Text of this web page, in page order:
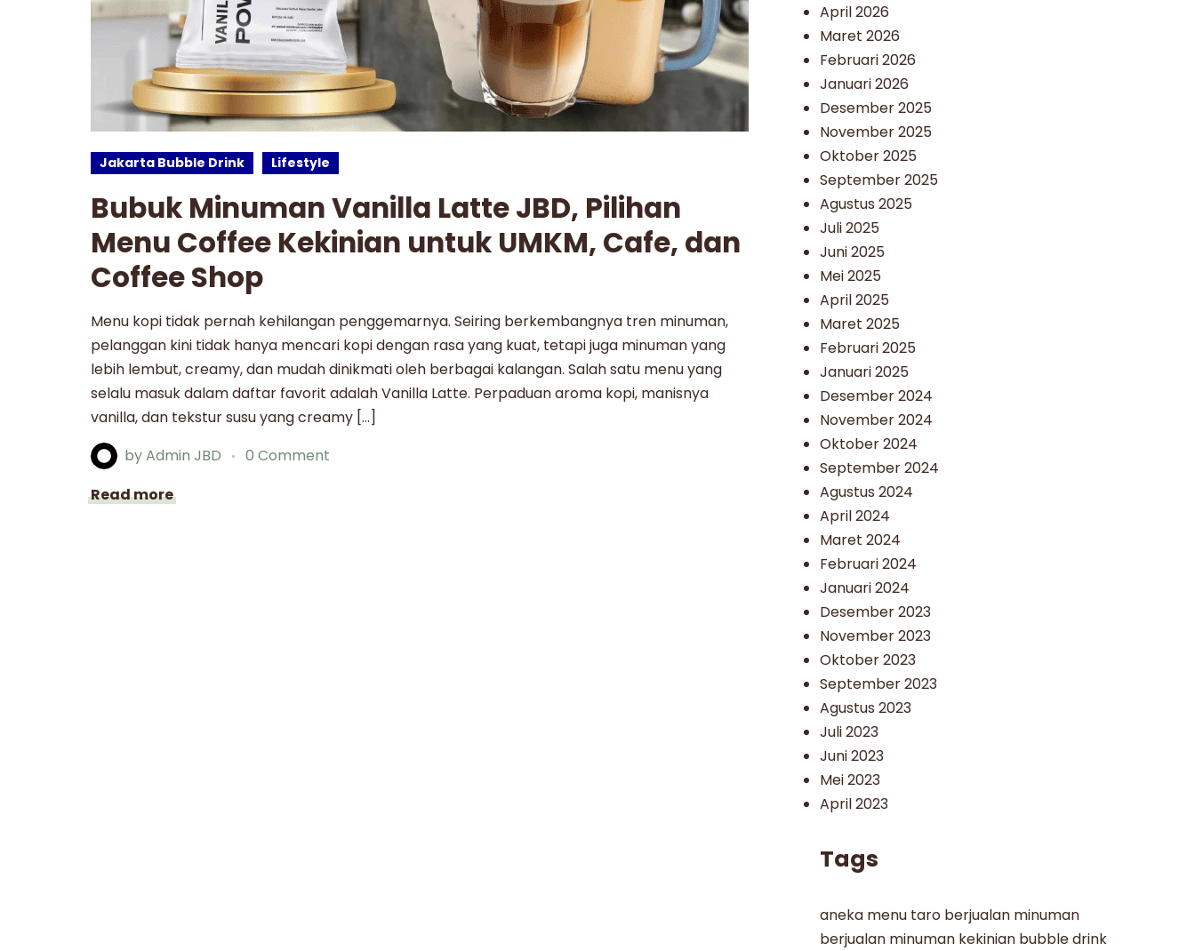
Jakarta Bubble Drink Lifestyle
Bubuk Minuman Vanilla Latte JBD, Pilihan
Menu Coffee Kekinian untuk UMKM, Cafe, dan
Coffee Shop
Menu kopi tidak pernah kehilangan penggemarnya. Seiring berkembangnya tren minuman,
pelanggan kini tidak hanya mencari kopi dengan rasa yang kuat, tetapi juga minuman yang
lebih lembut, creamy, dan mudah dinikmati oleh berbagai kalangan. Salah satu menu yang
selalu masuk dalam daftar favorit adalah Vanilla Latte. Perpaduan aroma kopi, manisnya
vanilla, dan tekstur susu yang creamy […]
byAdmin JBD
0 Comment
Read more
April 2026
Maret 2026
Februari 2026
Januari 2026
Desember 2025
November 2025
Oktober 2025
September 2025
Agustus 2025
Juli 2025
Juni 2025
Mei 2025
April 2025
Maret 2025
Februari 2025
Januari 2025
Desember 2024
November 2024
Oktober 2024
September 2024
Agustus 2024
April 2024
Maret 2024
Februari 2024
Januari 2024
Desember 2023
November 2023
Oktober 2023
September 2023
Agustus 2023
Juli 2023
Juni 2023
Mei 2023
April 2023
Tags
aneka menu taro berjualan minuman
berjualan minuman kekinian bubble drink